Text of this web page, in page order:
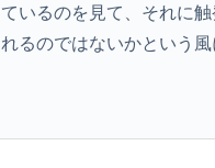
いるのを見て、それに
るのではないかという風